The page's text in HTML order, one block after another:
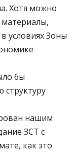
Хотя можно
условиях Зоны
бы
структуру
нашим
ЗСТ с
как это